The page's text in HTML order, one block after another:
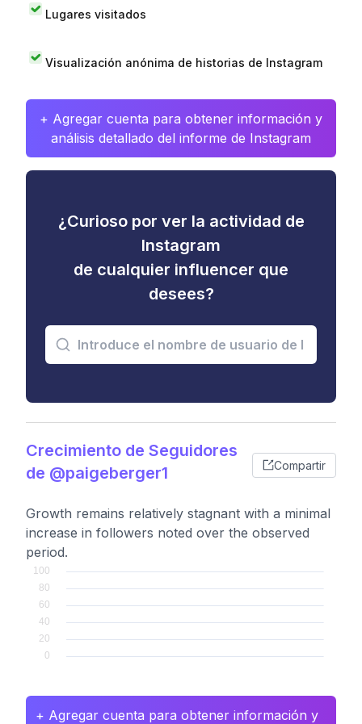
Lugares visitados
Visualización anónima de historias de Instagram
+ Agregar cuenta para obtener información y
análisis detallado del informe de Instagram
¿Curioso por ver la actividad de
Instagram
de cualquier influencer que
desees?
Crecimiento de Seguidores
de @paigeberger1
Compartir
Growth remains relatively stagnant with a minimal
increase in followers noted over the observed
period.
+ Agregar cuenta para obtener información y